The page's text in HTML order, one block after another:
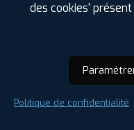
Saison :
Hiver
des cookies'
Politique de confidentialité